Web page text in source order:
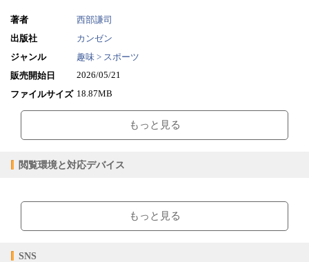
著者
西部謙司
出版社
カンゼン
ジャンル
趣味 > スポーツ
販売開始日
2026/05/21
ファイルサイズ 18.87MB
ファイル形式
epub
購入
レンタル
閲覧可能期間
もっと見る
閲覧環境と対応デバイス
ブラウザビューア・PC版ConTenDoビューア・モバイルビューア
【対応デバイス】
もっと見る
SNS